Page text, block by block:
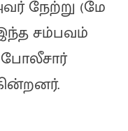
நேற்று (மே
இந்த சம்பவம்
போலீசார்